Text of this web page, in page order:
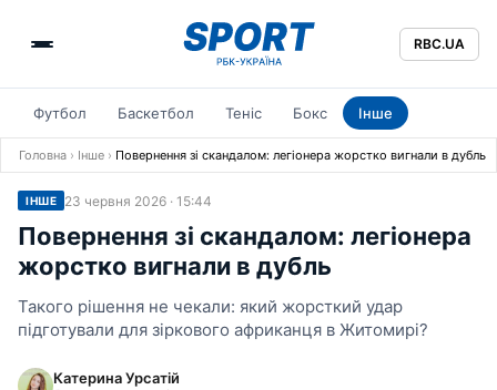
RBC.UA
Футбол Баскетбол Теніс Бокс Інше
Головна › Інше › Повернення зі скандалом: легіонера жорстко вигнали в дубль
ІНШЕ 23 червня 2026 · 15:44
Повернення зі скандалом: легіонера
жорстко вигнали в дубль
Такого рішення не чекали: який жорсткий удар
підготували для зіркового африканця в Житомирі?
Катерина Урсатій